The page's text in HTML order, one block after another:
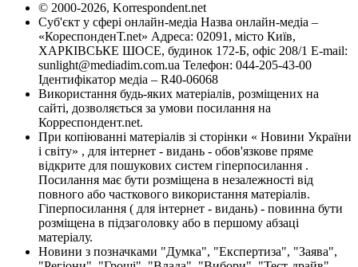
© 2000-2026, Korrespondent.net
Суб'єкт у сфері онлайн-медіа Назва онлайн-медіа –
«КореспонденТ.net» Адреса: 02091, місто Київ,
ХАРКІВСЬКЕ ШОСЕ, будинок 172-Б, офіс 208/1 E-mail:
sunlight@mediadim.com.ua Телефон: 044-205-43-00
Ідентифікатор медіа – R40-06068
Використання будь-яких матеріалів, розміщених на
сайті, дозволяється за умови посилання на
Корреспондент.net.
При копіюванні матеріалів зі сторінки « Новини України
і світу» , для інтернет - видань - обов'язкове пряме
відкрите для пошукових систем гіперпосилання .
Посилання має бути розміщена в незалежності від
повного або часткового використання матеріалів.
Гіперпосилання ( для інтернет - видань) - повинна бути
розміщена в підзаголовку або в першому абзаці
матеріалу.
Новини з позначками "Думка", "Експертиза", "Заява",